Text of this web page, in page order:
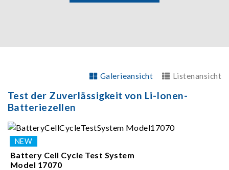
Galerieansicht Listenansicht
Test der Zuverlässigkeit von Li-Ionen-
Batteriezellen
Battery Cell Cycle Test System
Model 17070